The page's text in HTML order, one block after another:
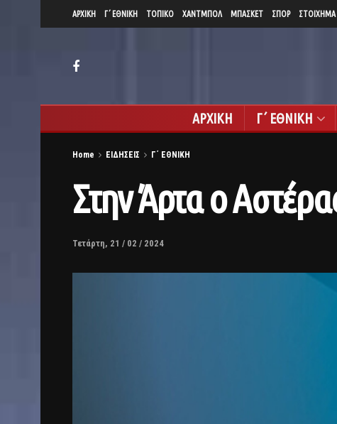
ΑΡΧΙΚΗ Γ΄ ΕΘΝΙΚΗ ΤΟΠΙΚΟ ΧΑΝΤΜΠΟΛ ΜΠΑΣΚΕΤ ΣΠΟΡ ΣΤΟΙΧΗΜΑ
ΑΡΧΙΚΗ Γ΄ ΕΘΝΙΚΗ
Home ΕΙΔΗΣΕΙΣ Γ΄ ΕΘΝΙΚΗ
Στην Άρτα ο
Τετάρτη, 21 / 02 / 2024